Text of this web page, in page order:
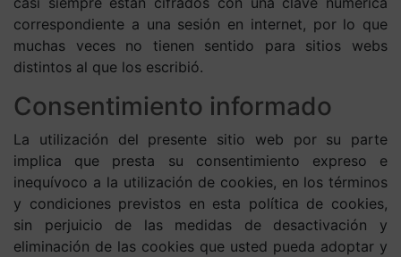
correspondiente a una sesión en internet, por lo que
muchas veces no tienen sentido para sitios webs
distintos al que los escribió.
Consentimiento informado
La utilización del presente sitio web por su parte
implica que presta su consentimiento expreso e
inequívoco a la utilización de cookies, en los términos
y condiciones previstos en esta política de cookies,
sin perjuicio de las medidas de desactivación y
eliminación de las cookies que usted pueda adoptar y